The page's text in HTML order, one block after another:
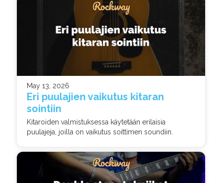
May 13, 2026
Eri puulajien vaikutus kitaran
sointiin
Kitaroiden valmistuksessa käytetään erilaisia
puulajeja, joilla on vaikutus soittimen soundiin.